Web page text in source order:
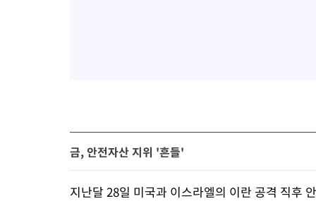
금, 안전자산 지위 '흔들'
지난달 28일 미국과 이스라엘의 이란 공격 직후